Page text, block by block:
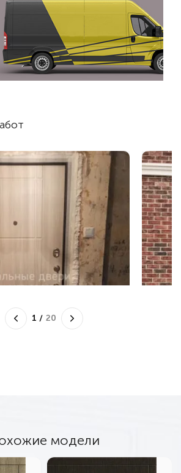
1 / 20
модели